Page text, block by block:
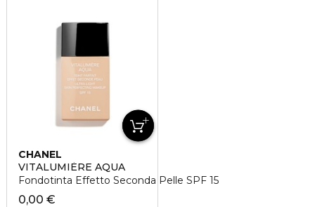
CHANEL
VITALUMIÈRE AQUA
Fondotinta Effetto Seconda Pelle SPF 15
0,00 €